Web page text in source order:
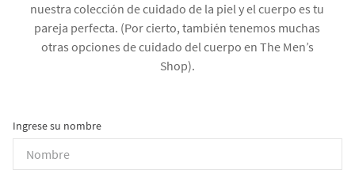
nuestra colección de cuidado de la piel y el cuerpo es tu
pareja perfecta. (Por cierto, también tenemos muchas
otras opciones de cuidado del cuerpo en The Men’s
Shop).
Ingrese su nombre